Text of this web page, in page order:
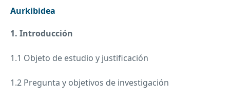
Aurkibidea
1. Introducción
1.1 Objeto de estudio y justificación
1.2 Pregunta y objetivos de investigación